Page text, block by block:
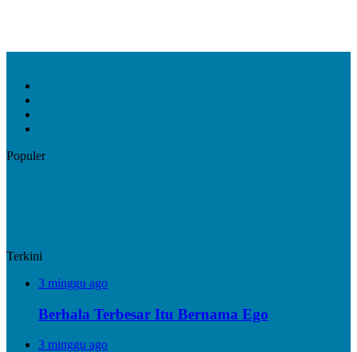
Populer
Terkini
3 minggu ago
Berhala Terbesar Itu Bernama Ego
3 minggu ago